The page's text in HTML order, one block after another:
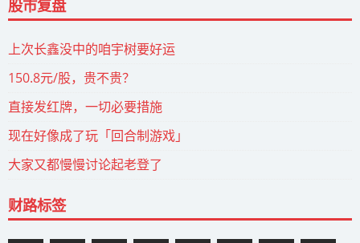
股市复盘
上次长鑫没中的咱宇树要好运
150.8元/股，贵不贵？
直接发红牌，一切必要措施
现在好像成了玩「回合制游戏」
大家又都慢慢讨论起老登了
财路标签